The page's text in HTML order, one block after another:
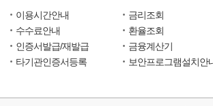
이용시간안내
금리조회
수수료안내
환율조회
인증서발급/재발급
금융계산기
타기관인증서등록
보안프로그램설치안